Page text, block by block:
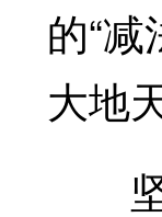
的“
大地
坚